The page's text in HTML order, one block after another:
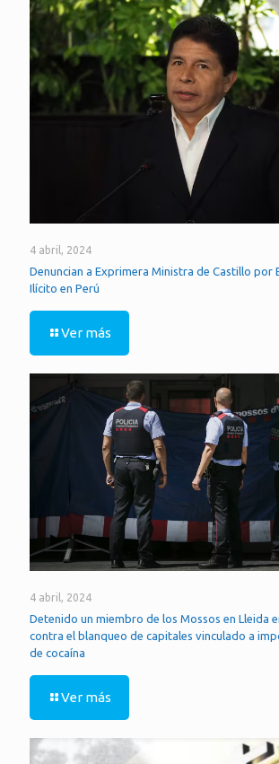
4 abril, 2024
Denuncian a Exprimera Ministra de Castillo por
Ilícito en Perú
Ver más
4 abril, 2024
Detenido un miembro de los Mossos en Lleida
contra el blanqueo de capitales vinculado a
de cocaína
Ver más